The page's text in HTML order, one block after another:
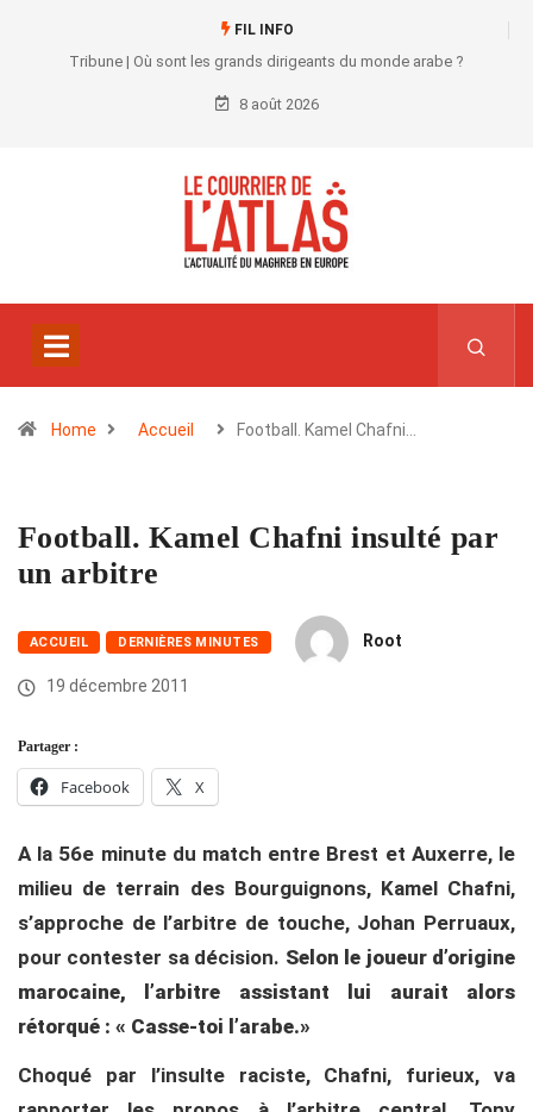
FIL INFO
Tribune | Où sont les grands dirigeants du monde arabe ?
8 août 2026
Home Accueil Football. Kamel Chafni…
Football. Kamel Chafni insulté par
un arbitre
ACCUEIL DERNIÈRES MINUTES Root
19 décembre 2011
Partager :
Facebook X
A la 56e minute du match entre Brest et Auxerre, le
milieu de terrain des Bourguignons, Kamel Chafni,
s’approche de l’arbitre de touche, Johan Perruaux,
pour contester sa décision. Selon le joueur d’origine
marocaine, l’arbitre assistant lui aurait alors
rétorqué : « Casse-toi l’arabe.»
Choqué par l’insulte raciste, Chafni, furieux, va